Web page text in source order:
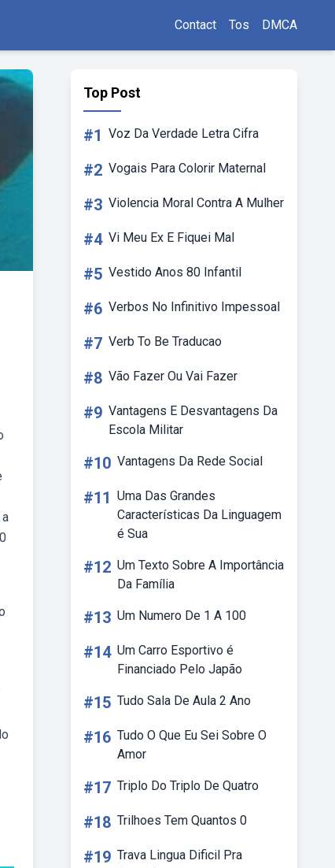
Contact Tos DMCA
Top Post
#1 Voz Da Verdade Letra Cifra
#2 Vogais Para Colorir Maternal
#3 Violencia Moral Contra A Mulher
#4 Vi Meu Ex E Fiquei Mal
#5 Vestido Anos 80 Infantil
#6 Verbos No Infinitivo Impessoal
#7 Verb To Be Traducao
#8 Vão Fazer Ou Vai Fazer
#9 Vantagens E Desvantagens Da
Escola Militar
#10 Vantagens Da Rede Social
#11 Uma Das Grandes
Características Da Linguagem
é Sua
#12 Um Texto Sobre A Importância
Da Família
#13 Um Numero De 1 A 100
#14 Um Carro Esportivo é
Financiado Pelo Japão
#15 Tudo Sala De Aula 2 Ano
#16 Tudo O Que Eu Sei Sobre O
Amor
#17 Triplo Do Triplo De Quatro
#18 Trilhoes Tem Quantos 0
#19 Trava Lingua Dificil Pra